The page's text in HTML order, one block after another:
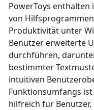
PowerToys
von
Produktivität unter
Benutzer erweiterte
durchführen,
bestimmter
intuitiven
Funktionsumfangs
hilfreich für